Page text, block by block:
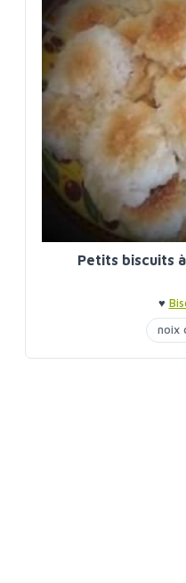
Petits biscuits
♥
noix